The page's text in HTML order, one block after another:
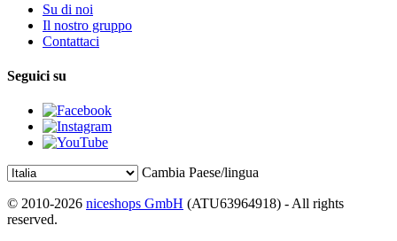
Su di noi
Il nostro gruppo
Contattaci
Seguici su
Cambia Paese/lingua
© 2010-2026 niceshops GmbH (ATU63964918) - All rights
reserved.